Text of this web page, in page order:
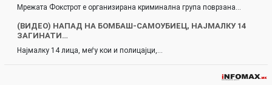
Мрежата Фокстрот е организирана криминална група поврзана…
(ВИДЕО) НАПАД НА БОМБАШ-САМОУБИЕЦ, НАЈМАЛКУ 14
ЗАГИНАТИ…
Најмалку 14 лица, меѓу кои и полицајци,…